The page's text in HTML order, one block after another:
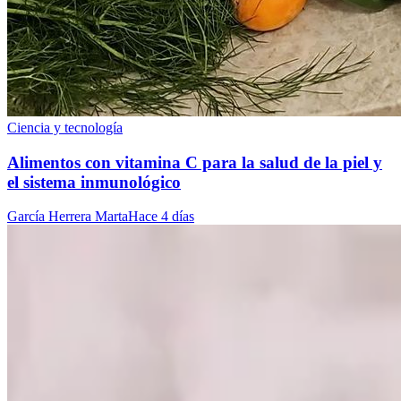
Ciencia y tecnología
Alimentos con vitamina C para la salud de la piel y
el sistema inmunológico
García Herrera MartaHace 4 días